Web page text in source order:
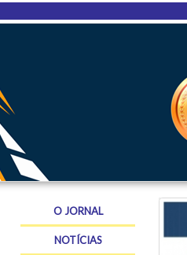
O JORNAL
NOTÍCIAS